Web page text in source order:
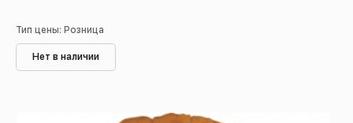
Тип цены: Розница
Нет в наличии